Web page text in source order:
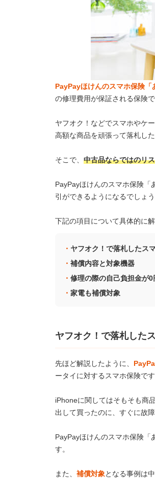
PayPayほけんのスマホ保険「
の修理費用が保証される保険で
ヤフオク！などでスマホやケ
高額な商品を頑張って落札し
そこで、 中古品ならではのリ
PayPayほけんのスマホ保険「
引ができるようになるでしょう
下記の項目について具体的に解
ヤフオク！で落札したス
補償内容と対象機器
修理の際の自己負担金が0
家電も補償対象
ヤフオク！で落札した
先ほど解説したように、
ータイに対するスマホ保険です
iPhoneに関してはそもそも商
出して買ったのに、すぐに故
PayPayほけんのスマホ保険「
す。
また、 補償対象となる事例は